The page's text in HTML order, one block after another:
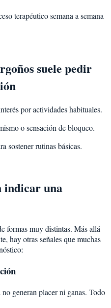
terapéutico semana a semana
suele pedir
por actividades habituales.
o sensación de bloqueo.
sostener rutinas básicas.
indicar una
formas muy distintas. Más allá
hay otras señales que muchas
generan placer ni ganas. Todo